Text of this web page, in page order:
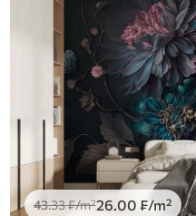
43.33₣/m²26 .00 ₣/m²